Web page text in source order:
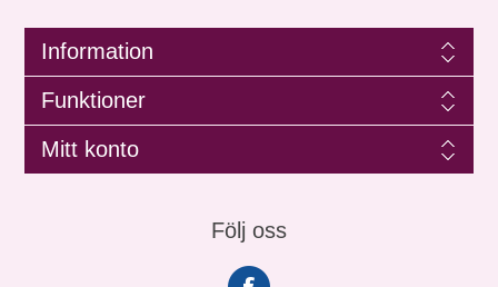
Information
Funktioner
Mitt konto
Följ oss